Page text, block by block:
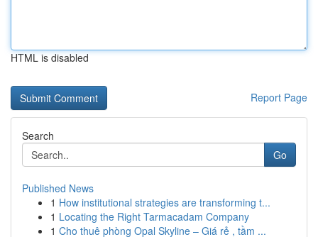
HTML is disabled
Report Page
Search
Go
Published News
1 How institutional strategies are transforming t...
1 Locating the Right Tarmacadam Company
1 Cho thuê phòng Opal Skyline – Giá rẻ , tầm ...